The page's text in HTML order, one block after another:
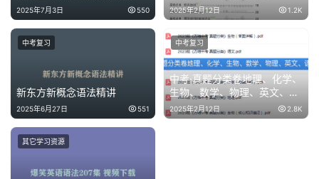
2025年7月3日 550 2025年2月12日 1.2K
新东方新概念语法精讲
2025年6月27日 551
中考复习
中考·真题分类卷地理、化学、
生物、数学、物理、英文、语
文
2025年2月12日 2.8K
中考复习
其它学习资源